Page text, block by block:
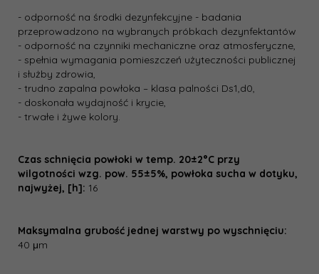
- odporność na środki dezynfekcyjne - badania
przeprowadzono na wybranych próbkach dezynfektantów
- odporność na czynniki mechaniczne oraz atmosferyczne,
- spełnia wymagania pomieszczeń użyteczności publicznej
i służby zdrowia,
- trudno zapalna powłoka – klasa palności D­s1,d0,
- doskonała wydajność i krycie,
- trwałe i żywe kolory.
Czas schnięcia powłoki w temp. 20±2°C przy
wilgotności wzg. pow. 55±5%, powłoka sucha w dotyku,
najwyżej, [h]: 16
Maksymalna grubość jednej warstwy po wyschnięciu:
40 μm